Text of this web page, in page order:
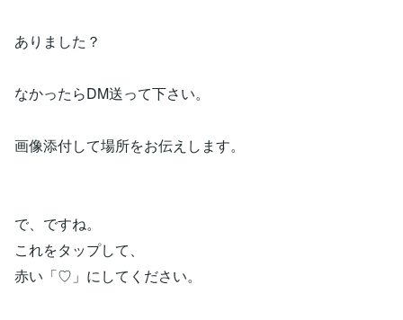
ありました？
なかったらDM送って下さい。
画像添付して場所をお伝えします。
で、ですね。
これをタップして、
赤い「♡」にしてください。